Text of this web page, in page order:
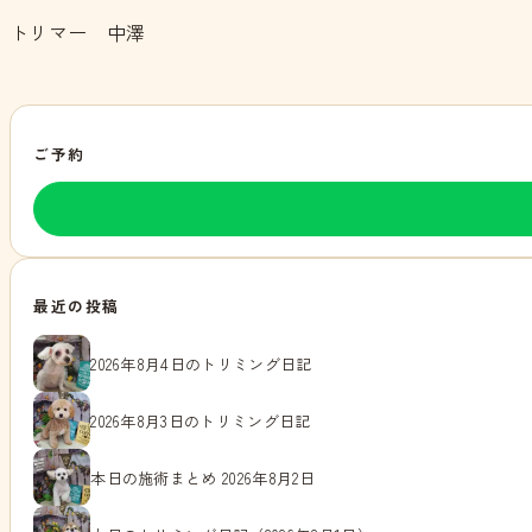
トリマー 中澤
ご予約
最近の投稿
2026年8月4日のトリミング日記
2026年8月3日のトリミング日記
本日の施術まとめ 2026年8月2日